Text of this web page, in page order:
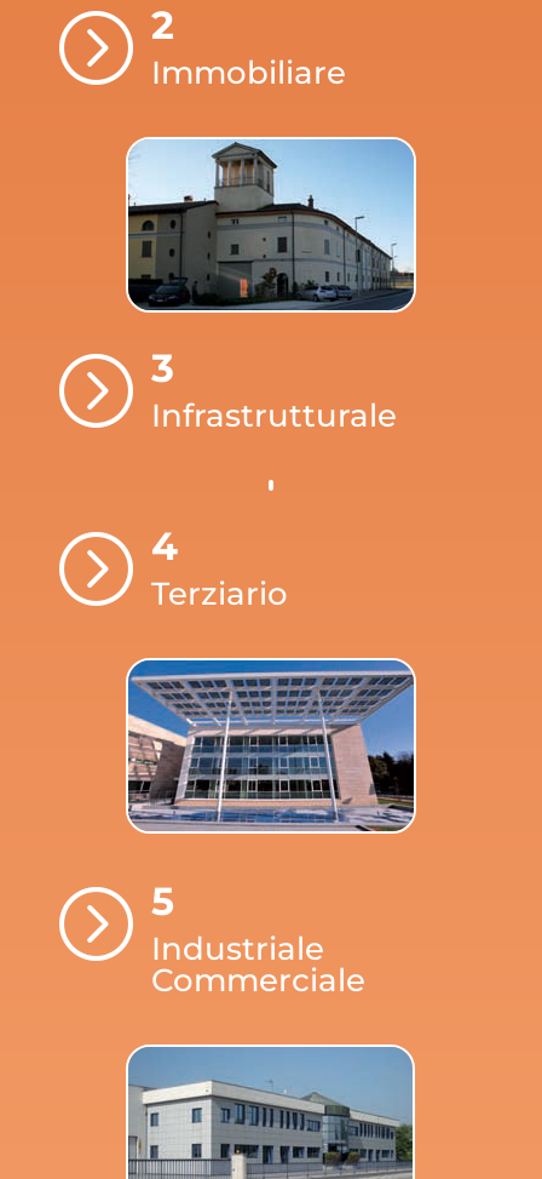
= 2
Immobiliare
= 3
Infrastrutturale
= 4
Terziario
= 5
Industriale
Commerciale